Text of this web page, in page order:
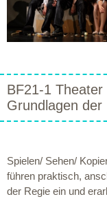
BF21-1
Grundlagen der
Spielen/ Sehen/
führen praktisch,
der Regie ein und